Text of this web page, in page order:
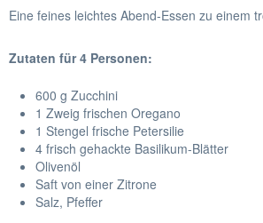
Eine feines leichtes Abend-Essen zu einem
Zutaten für 4 Personen:
600 g Zucchini
1 Zweig frischen Oregano
1 Stengel frische Petersilie
4 frisch gehackte Basilikum-Blätter
Olivenöl
Saft von einer Zitrone
Salz, Pfeffer